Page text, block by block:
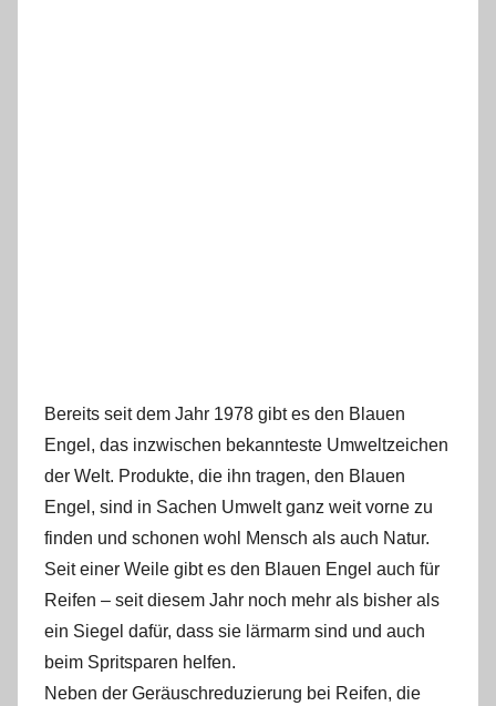
Bereits seit dem Jahr 1978 gibt es den Blauen
Engel, das inzwischen bekannteste Umweltzeichen
der Welt. Produkte, die ihn tragen, den Blauen
Engel, sind in Sachen Umwelt ganz weit vorne zu
finden und schonen wohl Mensch als auch Natur.
Seit einer Weile gibt es den Blauen Engel auch für
Reifen – seit diesem Jahr noch mehr als bisher als
ein Siegel dafür, dass sie lärmarm sind und auch
beim Spritsparen helfen.
Neben der Geräuschreduzierung bei Reifen, die